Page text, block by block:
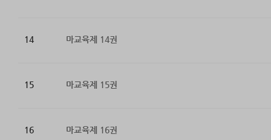
14 마교육제 14권
15 마교육제 15권
16 마교육제 16권